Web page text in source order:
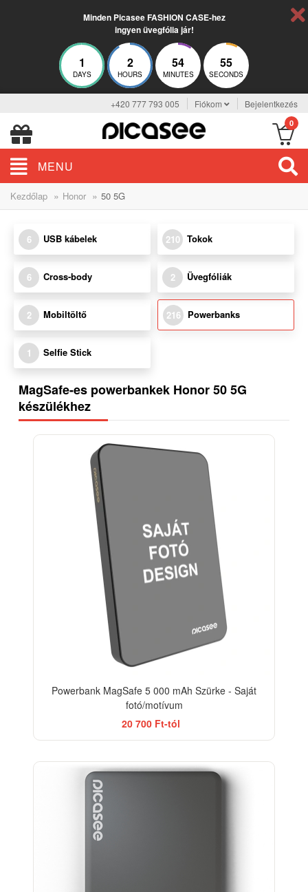
Minden Picasee FASHION CASE-hez
ingyen üvegfólia jár!
1
DAYS
2
HOURS
54
MINUTES
53
SECONDS
+420 777 793 005 Fiókom Bejelentkezés
0
MENU
Kezdőlap » Honor » 50 5G
6 USB kábelek 210 Tokok
6 Cross-body 2 Üvegfóliák
2 Mobiltöltő 216 Powerbanks
1 Selfie Stick
MagSafe-es powerbankek Honor 50 5G
készülékhez
Powerbank MagSafe 5 000 mAh Szürke - Saját
fotó/motívum
20 700 Ft-tól